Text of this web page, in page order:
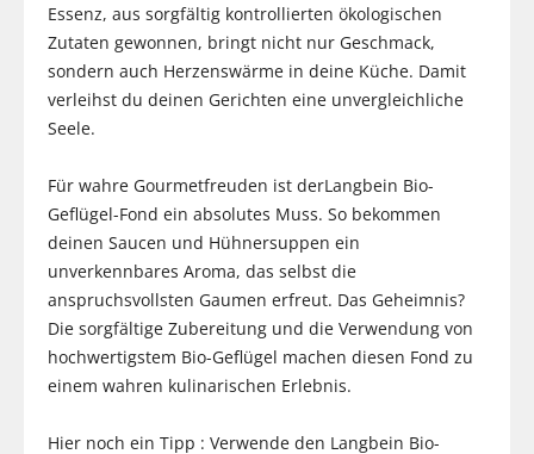
Essenz, aus sorgfältig kontrollierten ökologischen
Zutaten gewonnen, bringt nicht nur Geschmack,
sondern auch Herzenswärme in deine Küche. Damit
verleihst du deinen Gerichten eine unvergleichliche
Seele.
Für wahre Gourmetfreuden ist derLangbein Bio-
Geflügel-Fond ein absolutes Muss. So bekommen
deinen Saucen und Hühnersuppen ein
unverkennbares Aroma, das selbst die
anspruchsvollsten Gaumen erfreut. Das Geheimnis?
Die sorgfältige Zubereitung und die Verwendung von
hochwertigstem Bio-Geflügel machen diesen Fond zu
einem wahren kulinarischen Erlebnis.
Hier noch ein Tipp : Verwende den Langbein Bio-